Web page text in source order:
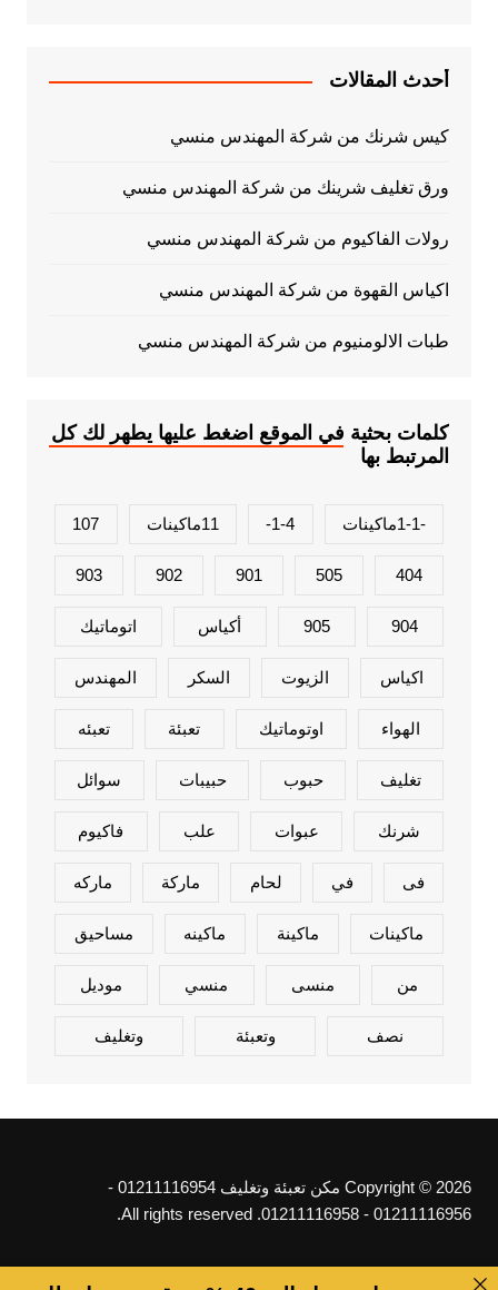
أحدث المقالات
كيس شرنك من شركة المهندس منسي
ورق تغليف شرينك من شركة المهندس منسي
رولات الفاكيوم من شركة المهندس منسي
اكياس القهوة من شركة المهندس منسي
طبات الالومنيوم من شركة المهندس منسي
كلمات بحثية في الموقع اضغط عليها يطهر لك كل
المرتبط بها
-1-1ماكينات 1-4- 11ماكينات 107
404
505
901
902
903
904
905 أكياس اتوماتيك
اكياس الزيوت السكر المهندس
الهواء اوتوماتيك تعبئة تعبئه
تغليف حبوب حبيبات سوائل
شرنك عبوات علب فاكيوم
فى في لحام ماركة ماركه
ماكينات ماكينة ماكينه مساحيق
من منسى منسي موديل
نصف وتعبئة وتغليف
Copyright © 2026 مكن تعبئة وتغليف 01211116954 -
01211116956 - 01211116958. All rights reserved.